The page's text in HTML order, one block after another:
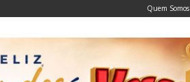
Quem Somos